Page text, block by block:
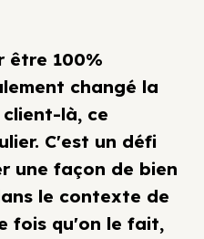
être 100%
changé la
là, ce
C'est un défi
une façon de bien
le contexte de
fois qu'on le fait,